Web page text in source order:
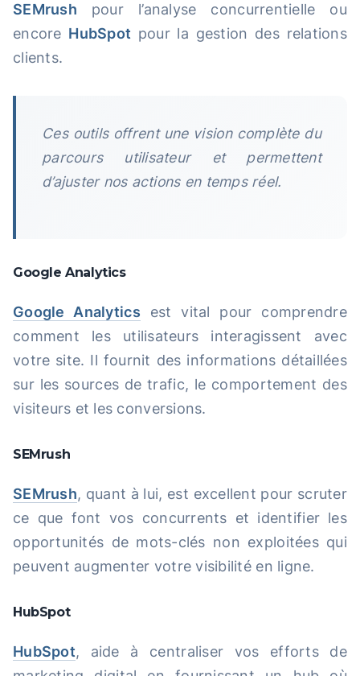
SEMrush pour l’analyse concurrentielle ou
encore HubSpot pour la gestion des relations
clients.
Ces outils offrent une vision complète du
parcours utilisateur et permettent
d’ajuster nos actions en temps réel.
Google Analytics
Google Analytics est vital pour comprendre
comment les utilisateurs interagissent avec
votre site. Il fournit des informations détaillées
sur les sources de trafic, le comportement des
visiteurs et les conversions.
SEMrush
SEMrush, quant à lui, est excellent pour scruter
ce que font vos concurrents et identifier les
opportunités de mots-clés non exploitées qui
peuvent augmenter votre visibilité en ligne.
HubSpot
HubSpot, aide à centraliser vos efforts de